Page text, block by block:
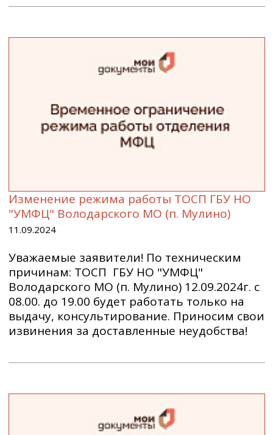
Изменение режима работы ТОСП ГБУ НО
"УМФЦ" Володарского МО (п. Мулино)
11.09.2024
Уважаемые заявители! По техническим
причинам: ТОСП ГБУ НО "УМФЦ"
Володарского МО (п. Мулино) 12.09.2024г. с
08.00. до 19.00 будет работать только на
выдачу, консультирование. Приносим свои
извинения за доставленные неудобства!